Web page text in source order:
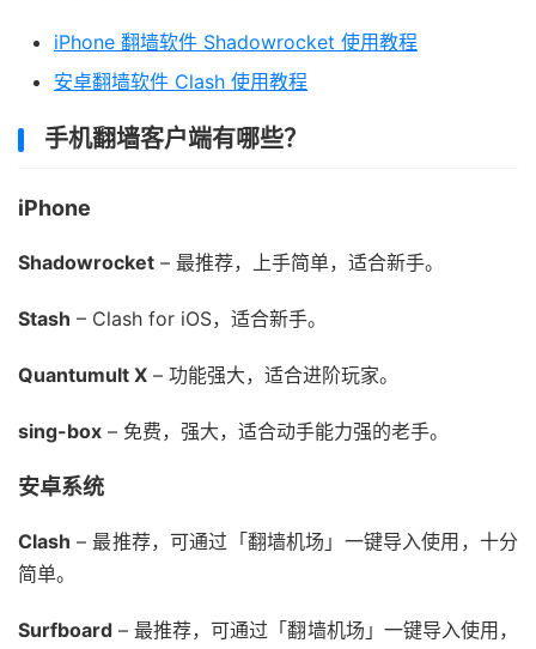
iPhone 翻墙软件 Shadowrocket 使用教程
安卓翻墙软件 Clash 使用教程
手机翻墙客户端有哪些？
iPhone
Shadowrocket – 最推荐，上手简单，适合新手。
Stash – Clash for iOS，适合新手。
Quantumult X – 功能强大，适合进阶玩家。
sing-box – 免费，强大，适合动手能力强的老手。
安卓系统
Clash – 最推荐，可通过「翻墙机场」一键导入使用，十分
简单。
Surfboard – 最推荐，可通过「翻墙机场」一键导入使用，